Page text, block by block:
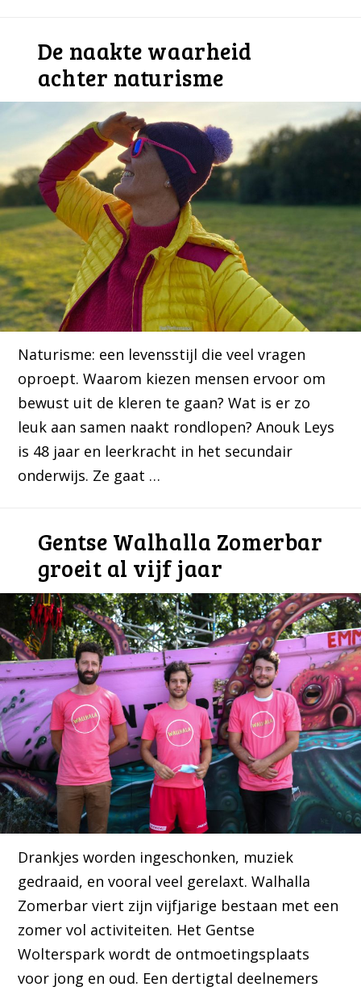
De naakte waarheid
achter naturisme
Naturisme: een levensstijl die veel vragen
oproept. Waarom kiezen mensen ervoor om
bewust uit de kleren te gaan? Wat is er zo
leuk aan samen naakt rondlopen? Anouk Leys
is 48 jaar en leerkracht in het secundair
onderwijs. Ze gaat …
Gentse Walhalla Zomerbar
groeit al vijf jaar
Drankjes worden ingeschonken, muziek
gedraaid, en vooral veel gerelaxt. Walhalla
Zomerbar viert zijn vijfjarige bestaan met een
zomer vol activiteiten. Het Gentse
Wolterspark wordt de ontmoetingsplaats
voor jong en oud. Een dertigtal deelnemers